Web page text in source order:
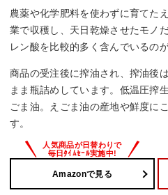
農薬や化学肥料を使わずに育てた
業で収穫し、天日乾燥させたモノ
レン酸を比較的多く含んでいるの
商品の受注後に搾油され、搾油後
まま瓶詰めしています。低温圧搾
ごま油。えごま油の産地や鮮度に
す。
Amazonで見る